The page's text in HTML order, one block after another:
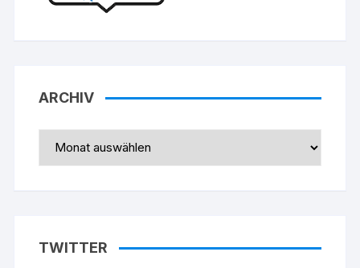
ARCHIV
TWITTER